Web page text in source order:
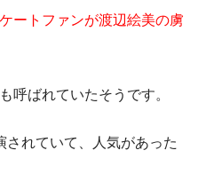
ートファンが渡辺絵美の虜
呼ばれていたそうです。
されていて、人気があった